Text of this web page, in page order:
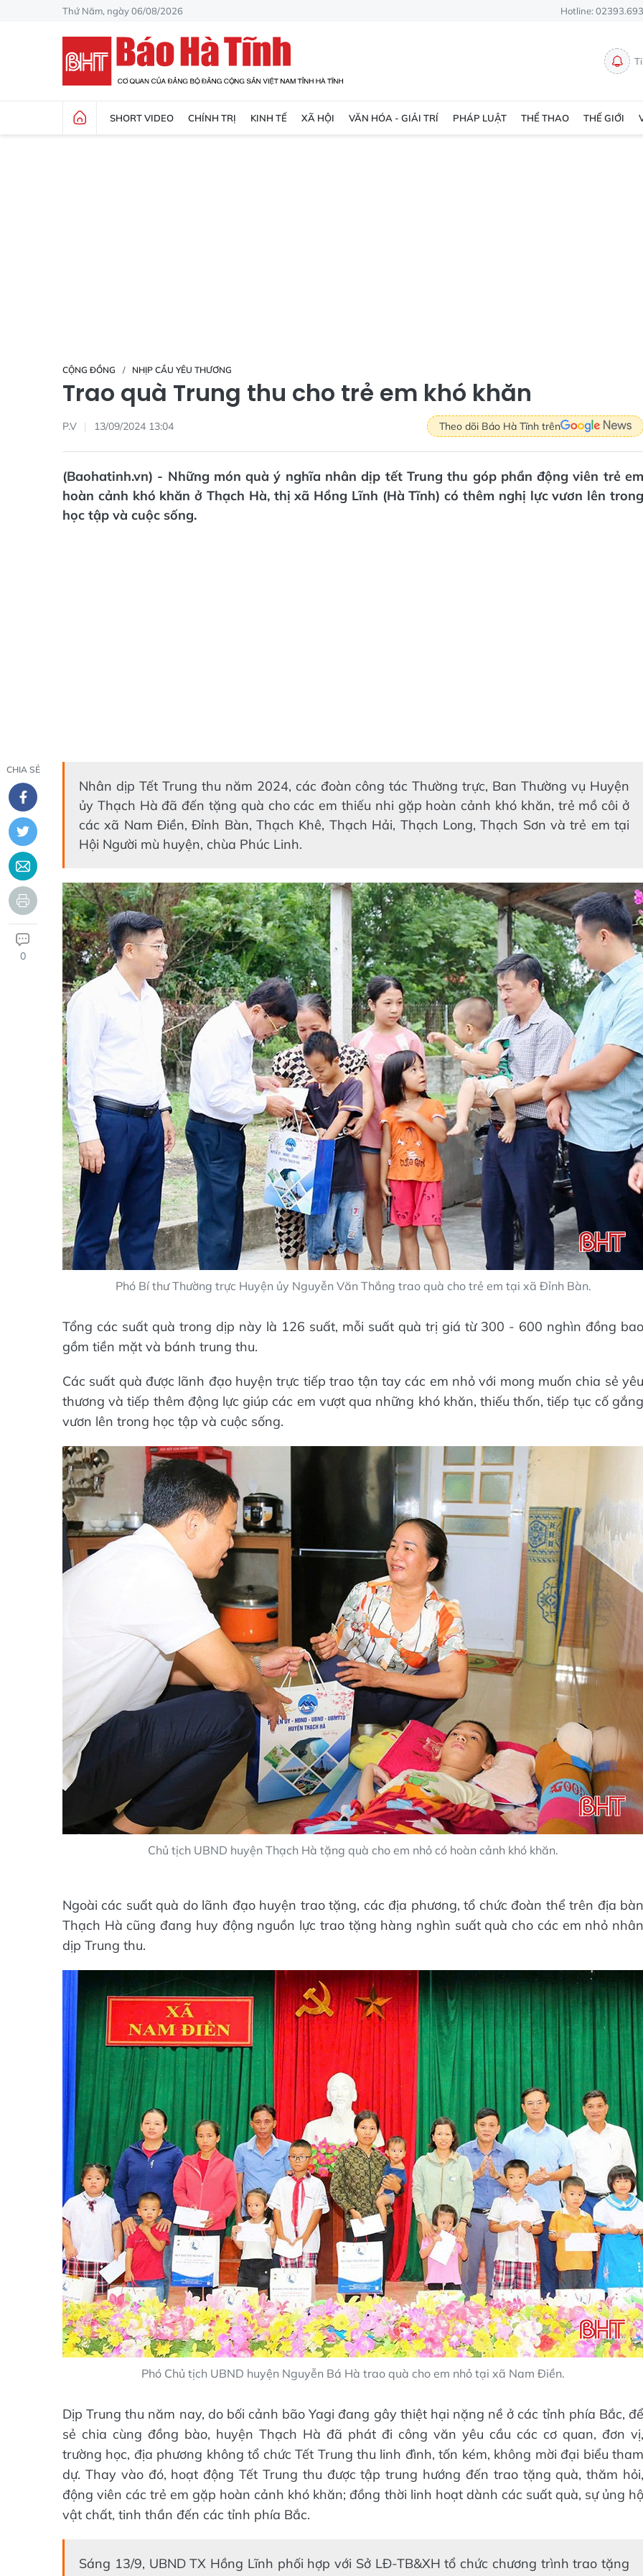
Thứ Năm, ngày 06/08/2026 Hotline:
SHORT VIDEO CHÍNH TRỊ KINH TẾ XÃ HỘI VĂN HÓA - GIẢI TRÍ PHÁP LUẬT THỂ THAO THẾ GIỚI
CỘNG ĐỒNG NHỊP CẦU YÊU THƯƠNG
Trao quà Trung thu cho trẻ em khó khăn
P.V 13/09/2024 13:04 Theo dõi Báo Hà Tĩnh trên
(Baohatinh.vn) - Những món quà ý nghĩa nhân dịp tết Trung thu góp phần động viên trẻ em
hoàn cảnh khó khăn ở Thạch Hà, thị xã Hồng Lĩnh (Hà Tĩnh) có thêm nghị lực vươn lên trong
học tập và cuộc sống.
CHIA SẺ
0
Nhân dịp Tết Trung thu năm 2024, các đoàn công tác Thường trực, Ban Thường vụ Huyện
ủy Thạch Hà đã đến tặng quà cho các em thiếu nhi gặp hoàn cảnh khó khăn, trẻ mồ côi ở
các xã Nam Điền, Đỉnh Bàn, Thạch Khê, Thạch Hải, Thạch Long, Thạch Sơn và trẻ em tại
Hội Người mù huyện, chùa Phúc Linh.
Phó Bí thư Thường trực Huyện ủy Nguyễn Văn Thắng trao quà cho trẻ em tại xã Đỉnh Bàn.
Tổng các suất quà trong dịp này là 126 suất, mỗi suất quà trị giá từ 300 - 600 nghìn đồng bao
gồm tiền mặt và bánh trung thu.
Các suất quà được lãnh đạo huyện trực tiếp trao tận tay các em nhỏ với mong muốn chia sẻ yêu
thương và tiếp thêm động lực giúp các em vượt qua những khó khăn, thiếu thốn, tiếp tục cố gắng
vươn lên trong học tập và cuộc sống.
Chủ tịch UBND huyện Thạch Hà tặng quà cho em nhỏ có hoàn cảnh khó khăn.
Ngoài các suất quà do lãnh đạo huyện trao tặng, các địa phương, tổ chức đoàn thể trên địa bàn
Thạch Hà cũng đang huy động nguồn lực trao tặng hàng nghìn suất quà cho các em nhỏ nhân
dịp Trung thu.
Phó Chủ tịch UBND huyện Nguyễn Bá Hà trao quà cho em nhỏ tại xã Nam Điền.
Dịp Trung thu năm nay, do bối cảnh bão Yagi đang gây thiệt hại nặng nề ở các tỉnh phía Bắc, để
sẻ chia cùng đồng bào, huyện Thạch Hà đã phát đi công văn yêu cầu các cơ quan, đơn vị,
trường học, địa phương không tổ chức Tết Trung thu linh đình, tốn kém, không mời đại biểu tham
dự. Thay vào đó, hoạt động Tết Trung thu được tập trung hướng đến trao tặng quà, thăm hỏi,
động viên các trẻ em gặp hoàn cảnh khó khăn; đồng thời linh hoạt dành các suất quà, sự ủng hộ
vật chất, tinh thần đến các tỉnh phía Bắc.
Sáng 13/9, UBND TX Hồng Lĩnh phối hợp với Sở LĐ-TB&XH tổ chức chương trình trao tặng